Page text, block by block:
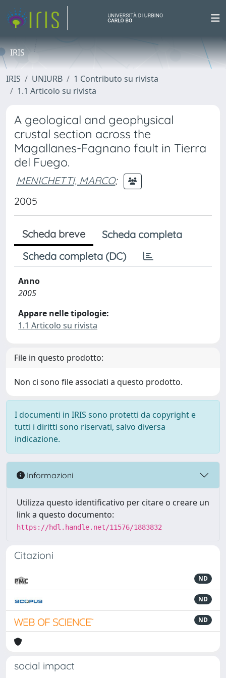
IRIS
IRIS UNIURB
1 Contributo su rivista
1.1 Articolo su rivista
A geological and geophysical
crustal section across the
Magallanes-Fagnano fault in Tierra
del Fuego.
MENICHETTI, MARCO;
2005
Scheda breve
Scheda completa
Scheda completa (DC)
Anno
2005
Appare nelle tipologie:
1.1 Articolo su rivista
File in questo prodotto:
Non ci sono file associati a questo prodotto.
I documenti in IRIS sono protetti da copyright e
tutti i diritti sono riservati, salvo diversa
indicazione.
Informazioni
Utilizza questo identificativo per citare o creare un
link a questo documento:
https://hdl.handle.net/11576/1883832
Citazioni
ND
ND
ND
social impact